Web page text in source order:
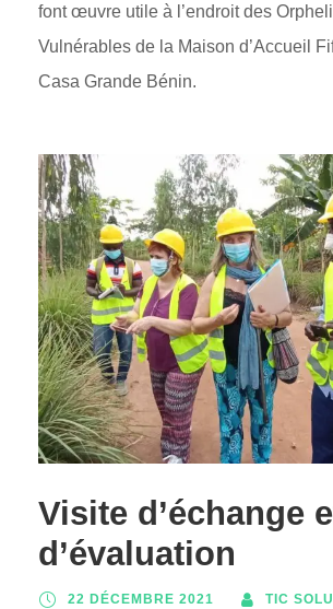
font œuvre utile à l’endroit des
Vulnérables de la Maison d’Accueil
Casa Grande Bénin.
Visite d’échange
d’évaluation
22 DÉCEMBRE 2021 TIC